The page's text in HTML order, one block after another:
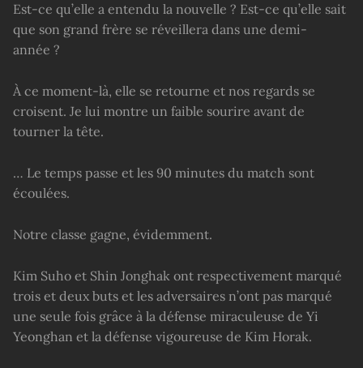
Est-ce qu’elle a entendu la nouvelle ? Est-ce qu’elle sait
que son grand frère se réveillera dans une demi-
année ?
À ce moment-là, elle se retourne et nos regards se
croisent. Je lui montre un faible sourire avant de
tourner la tête.
… Le temps passe et les 90 minutes du match sont
écoulées.
Notre classe gagne, évidemment.
Kim Suho et Shin Jonghak ont respectivement marqué
trois et deux buts et les adversaires n’ont pas marqué
une seule fois grâce à la défense miraculeuse de Yi
Yeonghan et la défense vigoureuse de Kim Horak.